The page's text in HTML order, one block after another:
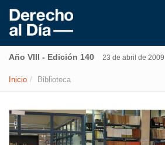
Año VIII - Edición 140 23 de abril de 2009
Inicio Biblioteca